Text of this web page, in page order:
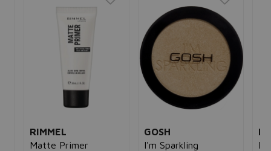
RIMMEL
Matte Primer
GOSH
I'm Sparkling